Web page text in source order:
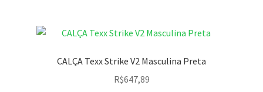
CALÇA Texx Strike V2 Masculina Preta
R$647,89